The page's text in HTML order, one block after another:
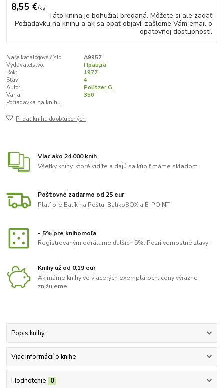
8,55 €/ks
Táto kniha je bohužiaľ predaná. Môžete si ale zadať
Požiadavku na knihu a ak sa opäť objaví, zašleme Vám email o
opätovnej dostupnosti.
Naše katalógové číslo:
A9957
Vydavateľstvo:
Правда
Rok:
1977
Stav:
4
Autor:
Politzer G.
Vaha:
350
Požiadavka na knihu
Pridať knihu do obľúbených
Viac ako 24 000 kníh
Všetky knihy, ktoré vidíte a dajú sa kúpiť máme skladom
Poštovné zadarmo od 25 eur
Platí pre Balík na Poštu, BalíkoBOX a B-POINT
- 5% pre knihomoľa
Registrovaným odrátame ďalších 5%. Pozri vernostné zľavy
Knihy už od 0,19 eur
Ak máme knihy vo viacerých exemplároch, ceny výrazne
znižujeme
Popis knihy:
Viac informácií o knihe
Hodnotenie 0